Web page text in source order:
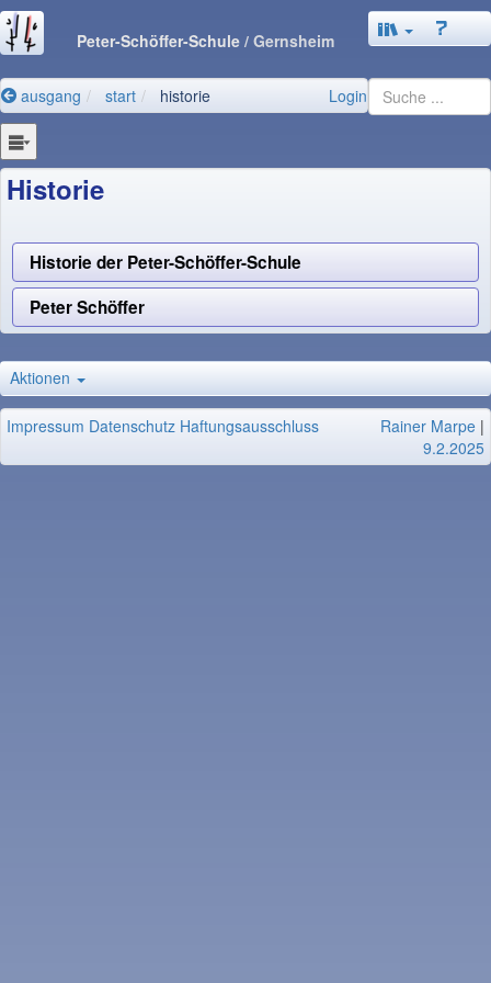
Peter-Schöffer-Schule / Gernsheim
ausgang start historie Login
Historie
Historie der Peter-Schöffer-Schule
Peter Schöffer
Aktionen
Impressum Datenschutz Haftungsausschluss Rainer Marpe |
9.2.2025